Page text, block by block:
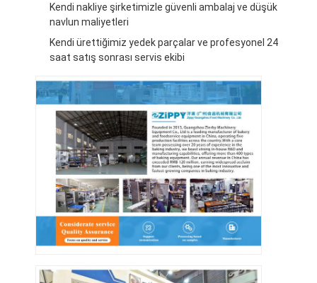
Evde
Ürün
Hakkımızda
Fabrika Turu
Kendi nakliye şirketimizle güvenli ambalaj ve düşük
navlun maliyetleri
Kendi ürettiğimiz yedek parçalar ve profesyonel 24
saat satış sonrası servis ekibi